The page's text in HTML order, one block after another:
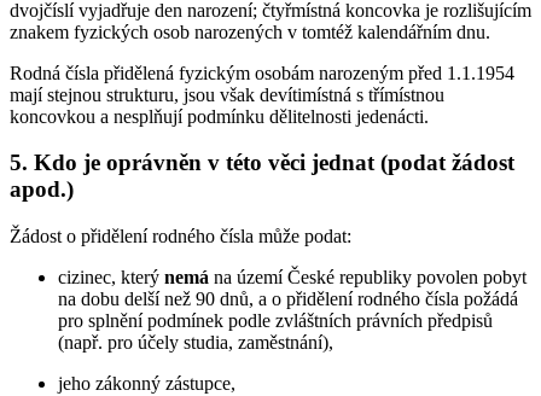
dvojčíslí vyjadřuje den narození; čtyřmístná koncovka je rozlišujícím
znakem fyzických osob narozených v tomtéž kalendářním dnu.
Rodná čísla přidělená fyzickým osobám narozeným před 1.1.1954
mají stejnou strukturu, jsou však devítimístná s třímístnou
koncovkou a nesplňují podmínku dělitelnosti jedenácti.
5. Kdo je oprávněn v této věci jednat (podat žádost
apod.)
Žádost o přidělení rodného čísla může podat:
cizinec, který nemá na území České republiky povolen pobyt
na dobu delší než 90 dnů, a o přidělení rodného čísla požádá
pro splnění podmínek podle zvláštních právních předpisů
(např. pro účely studia, zaměstnání),
jeho zákonný zástupce,